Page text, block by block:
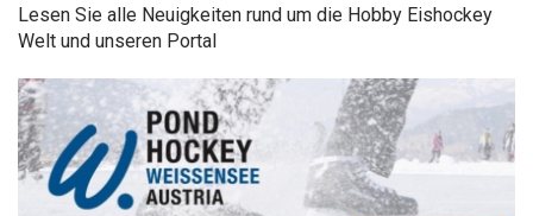
Lesen Sie alle Neuigkeiten rund um die Hobby Eishockey
Welt und unseren Portal